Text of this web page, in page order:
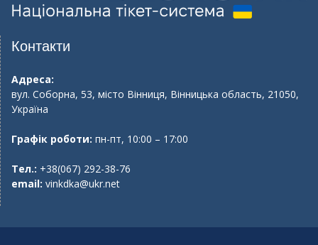
Контакти
Адреса:
вул. Соборна, 53, місто Вінниця, Вінницька область, 21050,
Україна
Графік роботи: пн-пт, 10:00 – 17:00
Тел.: +38(067) 292-38-76
email: vinkdka@ukr.net